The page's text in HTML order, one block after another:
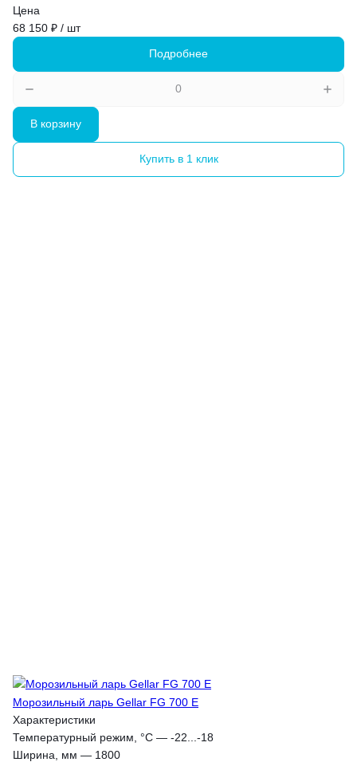
Цена
68 150 ₽ / шт
Подробнее
В корзину
Купить в 1 клик
Морозильный ларь Gellar FG 700 E
Характеристики
Температурный режим, °С — -22...-18
Ширина, мм — 1800